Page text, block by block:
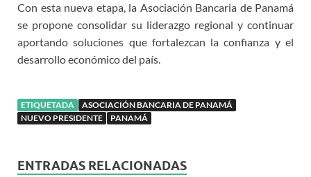
Con esta nueva etapa, la Asociación Bancaria de Panamá
se propone consolidar su liderazgo regional y continuar
aportando soluciones que fortalezcan la confianza y el
desarrollo económico del país.
ETIQUETADA
ASOCIACIÓN BANCARIA DE PANAMÁ
NUEVO PRESIDENTE
PANAMÁ
ENTRADAS RELACIONADAS